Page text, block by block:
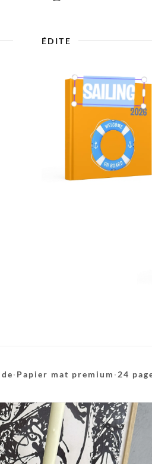
ÉDITE
· Papier mat premium · 24